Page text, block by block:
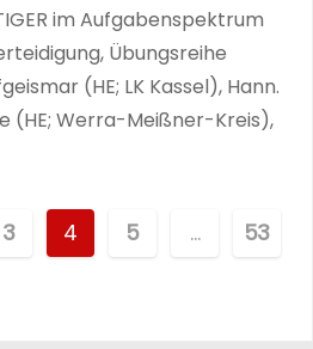
im Aufgabenspektrum
Übungsreihe
(HE; LK Kassel), Hann.
(HE; Werra-Meißner-Kreis),
3 4 5 … 53